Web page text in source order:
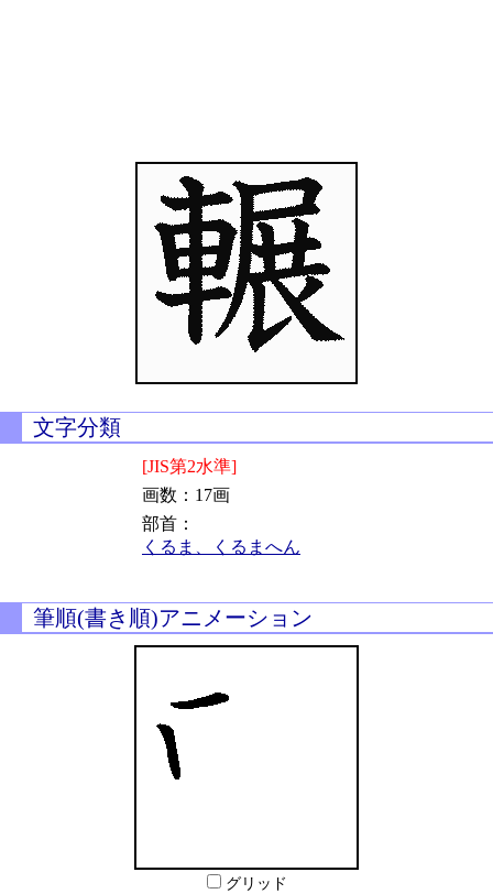
文字分類
[JIS第2水準]
画数：17画
部首：
くるま、くるまへん
筆順(書き順)アニメーション
グリッド